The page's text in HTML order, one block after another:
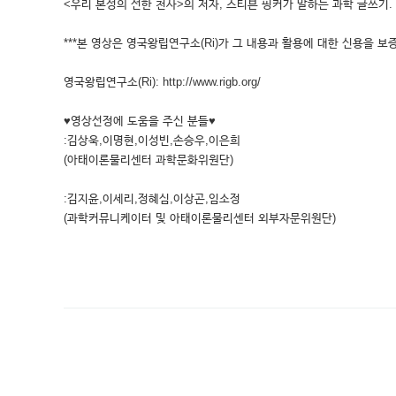
<우리 본성의 선한 천사>의 저자, 스티븐 핑커가 말하는 과학 글쓰기.
***본 영상은 영국왕립연구소(Ri)가 그 내용과 활용에 대한 신용을 보
영국왕립연구소(Ri): http://www.rigb.org/
♥영상선정에 도움을 주신 분들♥
:김상욱,이명현,이성빈,손승우,이은희
(아태이론물리센터 과학문화위원단)
:김지윤,이세리,정혜심,이상곤,임소정
(과학커뮤니케이터 및 아태이론물리센터 외부자문위원단)